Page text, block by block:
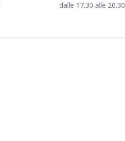
dalle 17.30 alle 20.30